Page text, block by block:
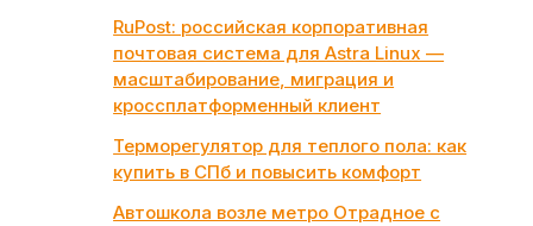
RuPost: российская корпоративная
почтовая система для Astra Linux —
масштабирование, миграция и
кроссплатформенный клиент
Терморегулятор для теплого пола: как
купить в СПб и повысить комфорт
Автошкола возле метро Отрадное с